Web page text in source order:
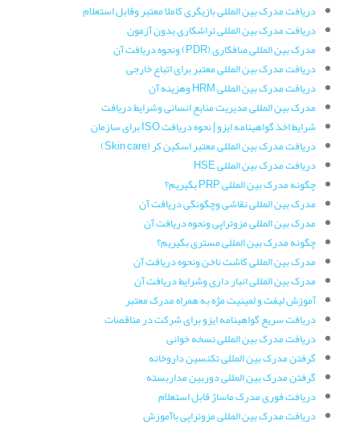
دریافت مدرک بین المللی بازیگری کاملا معتبر وقابل استعلام
دریافت مدرک بین المللی تراشکاری بدون آزمون
مدرک بین المللی صافکاری (PDR) ونحوه دریافت آن
دریافت مدرک بین المللی معتبر برای اتباع خارجی
دریافت مدرک بین المللی HRM وهزینه آن
مدرک بین المللی مدیریت منابع انسانی وشرایط دریافت
شرایط اخذ گواهینامه ایزو | نحوه دریافت ISO برای سازمان
دریافت مدرک بین المللی معتبر اسکین کر (Skin care)
دریافت مدرک بین المللی HSE
چگونه مدرک بین المللی PRP بگیریم؟
مدرک بین المللی نقاشی وچگونگی دریافت آن
مدرک بین المللی مزوتراپی ونحوه دریافت آن
چگونه مدرک بین المللی مستری بگیریم؟
مدرک بین المللی کاشت ناخن ونحوه دریافت آن
مدرک بین المللی انبار داری وشرایط دریافت آن
آموزش لیفت و لمینیت مژه به همراه مدرک معتبر
دریافت سریع گواهینامه ایزو برای شرکت در مناقصات
دریافت مدرک بین المللی نسخه خوانی
گرفتن مدرک بین المللی تکنسین داروخانه
گرفتن مدرک بین المللی دوربین مداربسته
دریافت فوری مدرک ماساژ قابل استعلام
دریافت مدرک بین المللی مزوتراپی باآموزش